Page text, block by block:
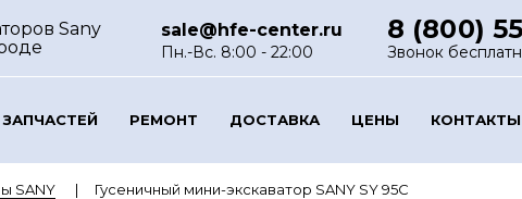
Sany
sale@hfe-center.ru
Пн.-Вс. 8:00 - 22:00
8 (800)
Звонок
РЕМОНТ ДОСТАВКА ЦЕНЫ КОНТАКТЫ
SANY Гусеничный мини-экскаватор SANY SY 95C